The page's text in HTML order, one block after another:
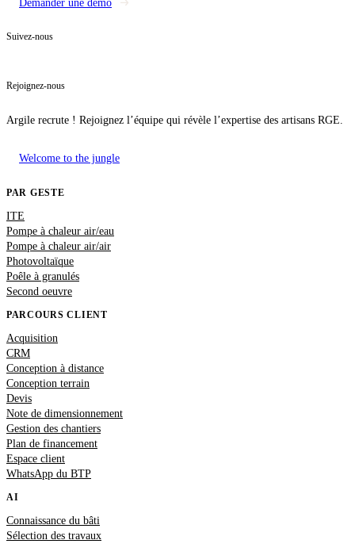
Demander une démo
Suivez-nous
Rejoignez-nous
Argile recrute ! Rejoignez l’équipe qui révèle l’expertise des artisans RGE.
Welcome to the jungle
PAR GESTE
ITE
Pompe à chaleur air/eau
Pompe à chaleur air/air
Photovoltaïque
Poêle à granulés
Second oeuvre
PARCOURS CLIENT
Acquisition
CRM
Conception à distance
Conception terrain
Devis
Note de dimensionnement
Gestion des chantiers
Plan de financement
Espace client
WhatsApp du BTP
AI
Connaissance du bâti
Sélection des travaux